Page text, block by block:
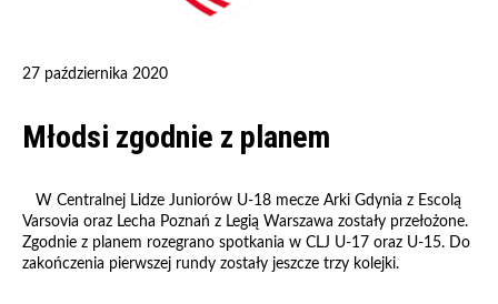
27 października 2020
Młodsi zgodnie z planem
W Centralnej Lidze Juniorów U-18 mecze Arki Gdynia z Escolą
Varsovia oraz Lecha Poznań z Legią Warszawa zostały przełożone.
Zgodnie z planem rozegrano spotkania w CLJ U-17 oraz U-15. Do
zakończenia pierwszej rundy zostały jeszcze trzy kolejki.